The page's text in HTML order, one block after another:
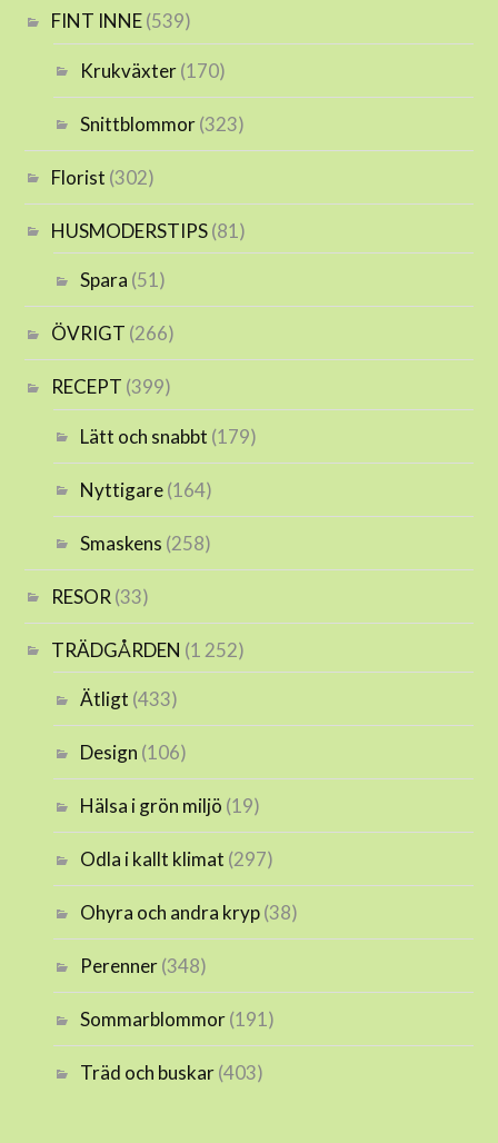
FINT INNE(539)
Krukväxter(170)
Snittblommor(323)
Florist (302)
HUSMODERSTIPS(81)
Spara (51)
ÖVRIGT (266)
RECEPT (399)
Lätt och snabbt (179)
Nyttigare(164)
Smaskens (258)
RESOR (33)
TRÄDGÅRDEN (1 252)
Ätligt (433)
Design (106)
Hälsa i grön miljö (19)
Odla i kallt klimat (297)
Ohyra och andra kryp(38)
Perenner(348)
Sommarblommor(191)
Träd och buskar(403)